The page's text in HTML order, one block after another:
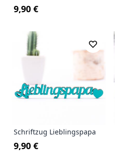
9,90 €
Schriftzug Lieblingspapa
9,90 €